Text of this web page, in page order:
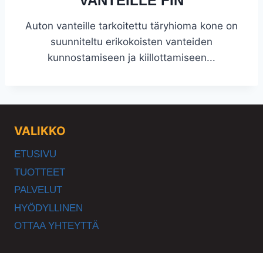
Auton vanteille tarkoitettu täryhioma kone on
suunniteltu erikokoisten vanteiden
kunnostamiseen ja kiillottamiseen...
VALIKKO
ETUSIVU
TUOTTEET
PALVELUT
HYÖDYLLINEN
OTTAA YHTEYTTÄ